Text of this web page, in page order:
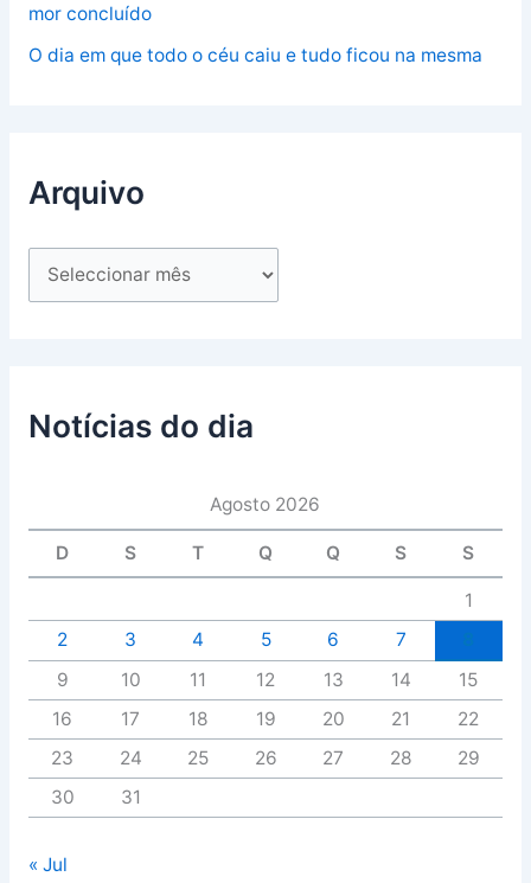
mor concluído
O dia em que todo o céu caiu e tudo ficou na mesma
Arquivo
Notícias do dia
Agosto 2026
D S T Q Q S S
1
2
3 4 5 6 7
9
10 11 12 13 14
15
16
17 18 19 20 21
22
23
24 25 26 27 28
29
30
31
« Jul